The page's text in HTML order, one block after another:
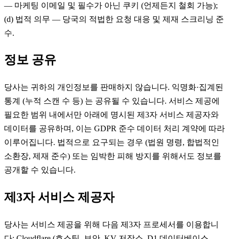
— 마케팅 이메일 및 필수가 아닌 쿠키 (언제든지 철회 가능);
(d) 법적 의무 — 당국의 적법한 요청 대응 및 제재 스크리닝 준
수.
정보 공유
당사는 귀하의 개인정보를 판매하지 않습니다. 익명화·집계된
통계 (누적 스캔 수 등) 는 공유될 수 있습니다. 서비스 제공에
필요한 범위 내에서만 아래에 명시된 제3자 서비스 제공자와
데이터를 공유하며, 이는 GDPR 준수 데이터 처리 계약에 따라
이루어집니다. 법적으로 요구되는 경우 (법원 명령, 합법적인
소환장, 제재 준수) 또는 임박한 피해 방지를 위해서도 정보를
공개할 수 있습니다.
제3자 서비스 제공자
당사는 서비스 제공을 위해 다음 제3자 프로세서를 이용합니